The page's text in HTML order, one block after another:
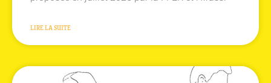
LIRE LA SUITE